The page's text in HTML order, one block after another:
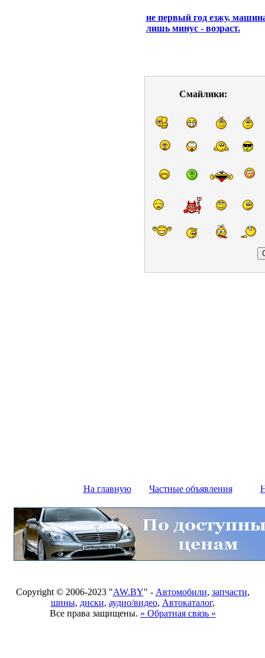
не первый год езжу,
лишь минус - возраст.
Смайлики:
На главную Частные объявления
Copyright © 2006-2023 "AW.BY" - Автомобили, запчасти,
шины, диски, аудио/видео, Автокаталог,
Все права защищены. » Обратная связь «